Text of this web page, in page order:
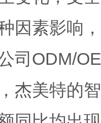
因素影响
司ODM/
杰美特的